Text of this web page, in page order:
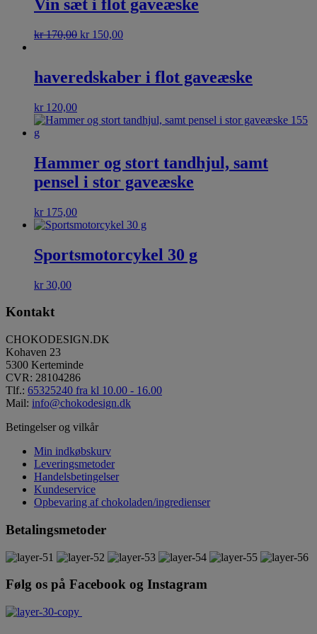
Vin sæt i flot gaveæske
kr170,00 kr 150,00
haveredskaber i flot gaveæske
kr 120,00
Hammer og stort tandhjul, samt
pensel i stor gaveæske
kr 175,00
Sportsmotorcykel 30 g
kr 30,00
Kontakt
CHOKODESIGN.DK
Kohaven 23
5300 Kerteminde
CVR: 28104286
Tlf.: 65325240 fra kl 10.00 - 16.00
Mail: info@chokodesign.dk
Betingelser og vilkår
Min indkøbskurv
Leveringsmetoder
Handelsbetingelser
Kundeservice
Opbevaring af chokoladen/ingredienser
Betalingsmetoder
Følg os på Facebook og Instagram